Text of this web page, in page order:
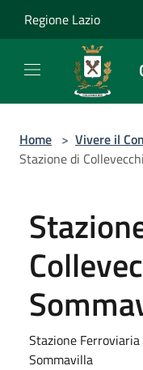
Regione Lazio
Home > Vivere il
Stazione di
Stazione
Sommavilla